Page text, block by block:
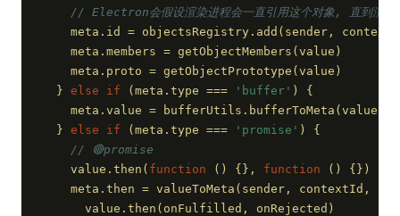
// Electron会假设渲染进程会一直引用这个对象, 直到渲染
meta.id = objectsRegistry.add(sender,
    meta.members = getObjectMembers(value)
    meta.proto = getObjectPrototype(value)
  }
else if (meta.type === 'buffer' ) {
    meta.value = bufferUtils.bufferToMeta(value)
  }
else if (meta.type === 'promise' ) {
// 🔴promise
    value.then(
function ( ) {}, function ( ) {})
    meta.then = valueToMeta(sender, contextId,
      value.then(onFulfilled, onRejected)